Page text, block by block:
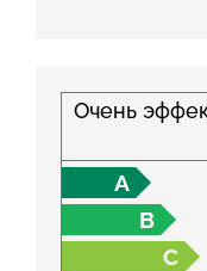
Очень
A
B
C